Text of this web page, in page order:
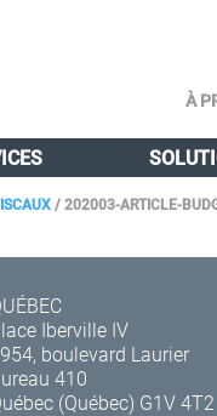
À
/202003-ARTICLE-
Iberville IV
boulevard Laurier
410
(Québec) G1V 4T2